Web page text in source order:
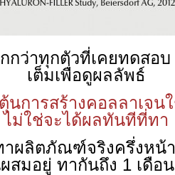
กว่าทุกตัวที่เคยทดสอบ
เต็มเพื่อดูผลลัพธ์
นการสร้างคอลลาเจน
ไม่ใช่จะได้ผลทันทีที่ทา
ผลิตภัณฑ์จริงครึ่งหน้
สมอยู่ ทากันถึง 1 เดือ